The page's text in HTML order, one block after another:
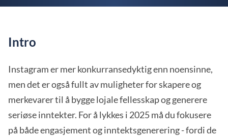
Intro
Instagram er mer konkurransedyktig enn noensinne,
men det er også fullt av muligheter for skapere og
merkevarer til å bygge lojale fellesskap og generere
seriøse inntekter. For å lykkes i 2025 må du fokusere
på både engasjement og inntektsgenerering - fordi de